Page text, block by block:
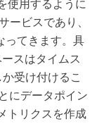
使用するように
ービスであり、
ってきます。具
スはタイムス
受け付けるこ
にデータポイン
トリクスを作成